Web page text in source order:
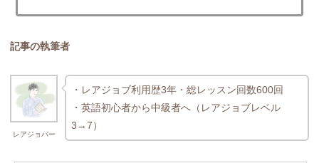
記事の執筆者
レアジョバー
・レアジョブ利用歴3年・総レッスン回数600回
・英語初心者から中級者へ（レアジョブレベル
3→7）